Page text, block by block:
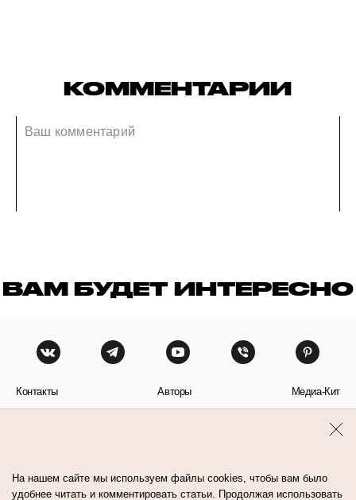
КОММЕНТАРИИ
ВАМ БУДЕТ ИНТЕРЕСНО
Контакты Авторы Медиа-Кит
На нашем сайте мы используем файлы cookies, чтобы вам было
удобнее читать и комментировать статьи. Продолжая использовать